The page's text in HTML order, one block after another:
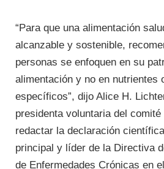
“Para que una alimentación
alcanzable y sostenible,
personas se enfoquen en su
alimentación y no en nutrientes
específicos”, dijo Alice H.
presidenta voluntaria del comité
redactar la declaración
principal y líder de la Directiva
de Enfermedades Crónicas en